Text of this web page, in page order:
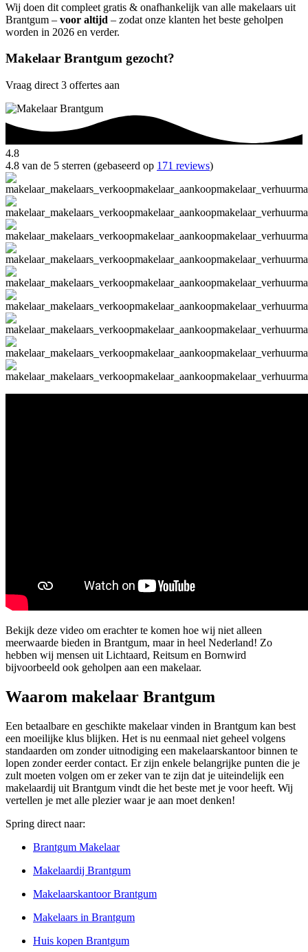
Wij doen dit compleet gratis & onafhankelijk van alle makelaars uit
Brantgum – voor altijd – zodat onze klanten het beste geholpen
worden in 2026 en verder.
Makelaar Brantgum gezocht?
Vraag direct 3 offertes aan
4.8
4.8 van de 5 sterren (gebaseerd op 171 reviews)
Bekijk deze video om erachter te komen hoe wij niet alleen
meerwaarde bieden in Brantgum, maar in heel Nederland! Zo
hebben wij mensen uit Lichtaard, Reitsum en Bornwird
bijvoorbeeld ook geholpen aan een makelaar.
Waarom makelaar Brantgum
Een betaalbare en geschikte makelaar vinden in Brantgum kan best
een moeilijke klus blijken. Het is nu eenmaal niet geheel volgens
standaarden om zonder uitnodiging een makelaarskantoor binnen te
lopen zonder eerder contact. Er zijn enkele belangrijke punten die je
zult moeten volgen om er zeker van te zijn dat je uiteindelijk een
makelaardij uit Brantgum vindt die het beste met je voor heeft. Wij
vertellen je met alle plezier waar je aan moet denken!
Spring direct naar:
Brantgum Makelaar
Makelaardij Brantgum
Makelaarskantoor Brantgum
Makelaars in Brantgum
Huis kopen Brantgum